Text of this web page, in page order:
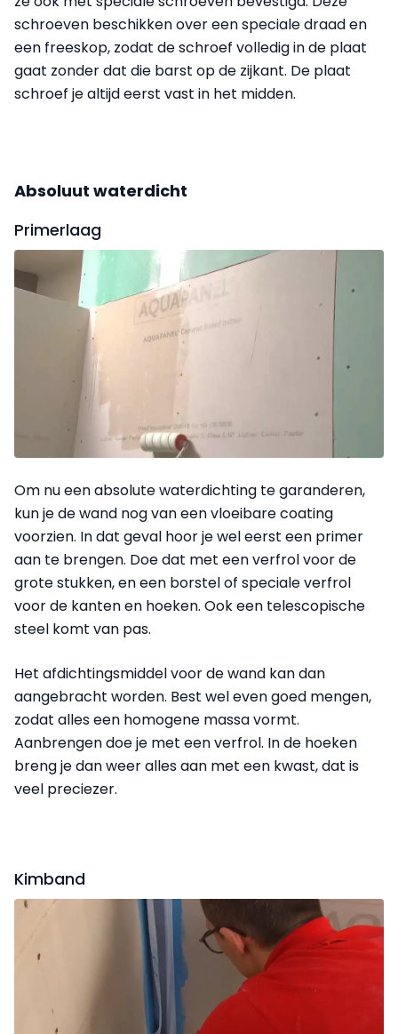
schroeven beschikken over een speciale draad en
een freeskop, zodat de schroef volledig in de plaat
gaat zonder dat die barst op de zijkant. De plaat
schroef je altijd eerst vast in het midden.
Absoluut waterdicht
Primerlaag
Om nu een absolute waterdichting te garanderen,
kun je de wand nog van een vloeibare coating
voorzien. In dat geval hoor je wel eerst een primer
aan te brengen. Doe dat met een verfrol voor de
grote stukken, en een borstel of speciale verfrol
voor de kanten en hoeken. Ook een telescopische
steel komt van pas.
Het afdichtingsmiddel voor de wand kan dan
aangebracht worden. Best wel even goed mengen,
zodat alles een homogene massa vormt.
Aanbrengen doe je met een verfrol. In de hoeken
breng je dan weer alles aan met een kwast, dat is
veel preciezer.
Kimband